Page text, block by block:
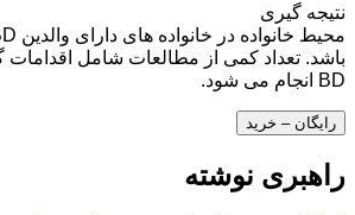
نتیجه گیری
باشد. تعداد کمی از مطالعات شامل اقدامات
BD انجام می شود.
رایگان – خرید
راهبری نوشته